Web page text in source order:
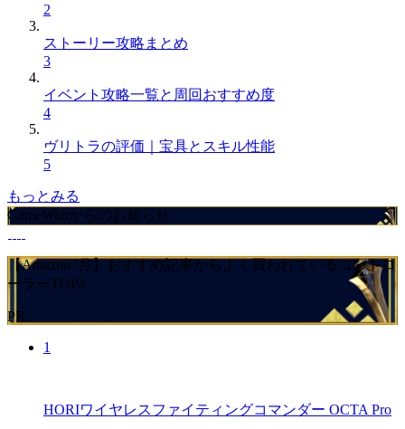
2
ストーリー攻略まとめ
3
イベント攻略一覧と周回おすすめ度
4
ヴリトラの評価｜宝具とスキル性能
5
もっとみる
GameWithからのお知らせ
【Amazon7月】おすすめ記事からよく買われているコントロ
ーラーTOP4
PR
1
HORIワイヤレスファイティングコマンダー OCTA Pro